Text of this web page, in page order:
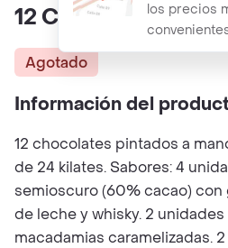
los precios
12 Chocolates
Agotado
Información del
12 chocolates pintados a
de 24 kilates. Sabores: 4
semioscuro (60% cacao)
de leche y whisky. 2
macadamias caramelizadas.